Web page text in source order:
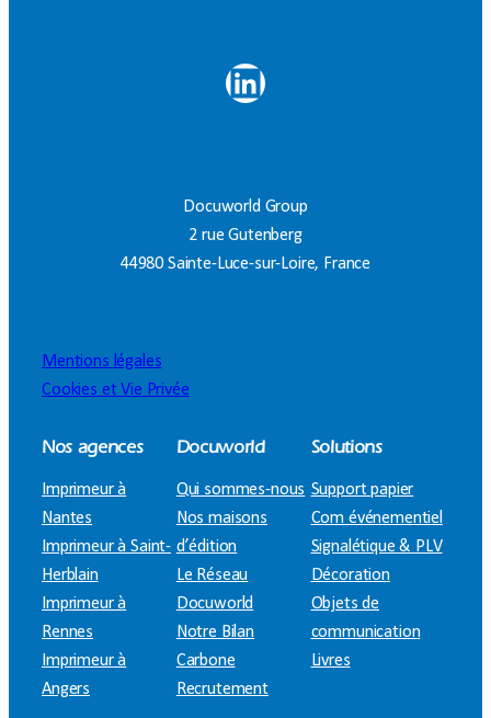
LinkedIn
Docuworld Group
2 rue Gutenberg
44980 Sainte-Luce-sur-Loire, France
Mentions légales
Cookies et Vie Privée
Nos agences
Imprimeur à
Nantes
Imprimeur à Saint-
Herblain
Imprimeur à
Rennes
Imprimeur à
Angers
Docuworld
Qui sommes-nous
Nos maisons
d’édition
Le Réseau
Docuworld
Notre Bilan
Carbone
Recrutement
Solutions
Support papier
Com événementiel
Signalétique & PLV
Décoration
Objets de
communication
Livres